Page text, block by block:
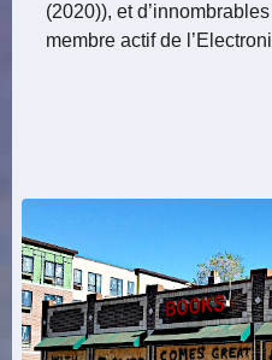
(2020)), et
membre actif de